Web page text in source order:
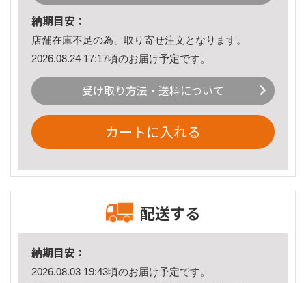
納期目安：
店舗在庫不足の為、取り寄せ注文となります。
2026.08.24 17:17頃のお届け予定です。
受け取り方法・送料について
カートに入れる
配送する
納期目安：
2026.08.03 19:43頃のお届け予定です。